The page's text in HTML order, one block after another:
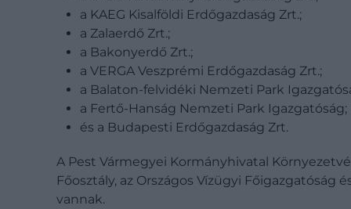
a KAEG Kisalföldi Erdőgazdaság Zrt.;
a Zalaerdő Zrt.;
a Bakonyerdő Zrt.;
a VERGA Veszprémi Erdőgazdaság Zrt.;
a Balaton-felvidéki Nemzeti Park
a Fertő-Hanság Nemzeti Park Igazgatóság;
és a Budapesti Erdőgazdaság Zrt.
A Pest Vármegyei Kormányhivatal
Főosztály, az Országos Vízügyi Főigazgatóság
vannak.